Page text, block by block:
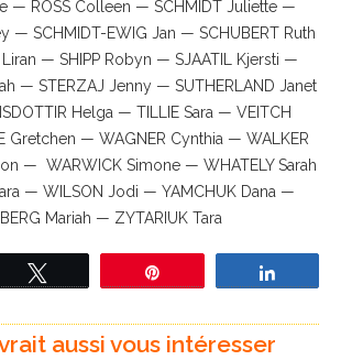
— ROSS Colleen — SCHMIDT Juliette —
— SCHMIDT-EWIG Jan — SCHUBERT Ruth
— SHIPP Robyn — SJAATIL Kjersti —
— STERZAJ Jenny — SUTHERLAND Janet
Helga — TILLIE Sara — VEITCH
Gretchen — WAGNER Cynthia — WALKER
— WARWICK Simone — WHATELY Sarah
— WILSON Jodi — YAMCHUK Dana —
Mariah — ZYTARIUK Tara
aussi vous intéresser